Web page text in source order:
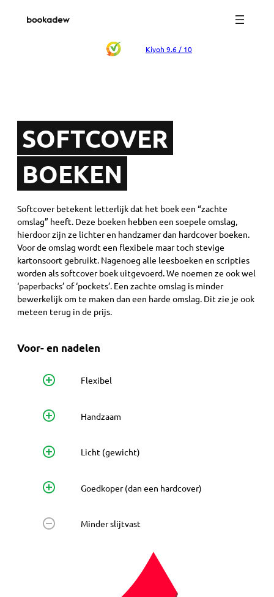
Kiyoh 9.6 / 10
SOFTCOVER
BOEKEN
Softcover betekent letterlijk dat het boek een “zachte
omslag” heeft. Deze boeken hebben een soepele omslag,
hierdoor zijn ze lichter en handzamer dan hardcover boeken.
Voor de omslag wordt een flexibele maar toch stevige
kartonsoort gebruikt. Nagenoeg alle leesboeken en scripties
worden als softcover boek uitgevoerd. We noemen ze ook wel
‘paperbacks’ of ‘pockets’. Een zachte omslag is minder
bewerkelijk om te maken dan een harde omslag. Dit zie je ook
meteen terug in de prijs.
Voor- en nadelen
Flexibel
Handzaam
Licht (gewicht)
Goedkoper (dan een hardcover)
Minder slijtvast